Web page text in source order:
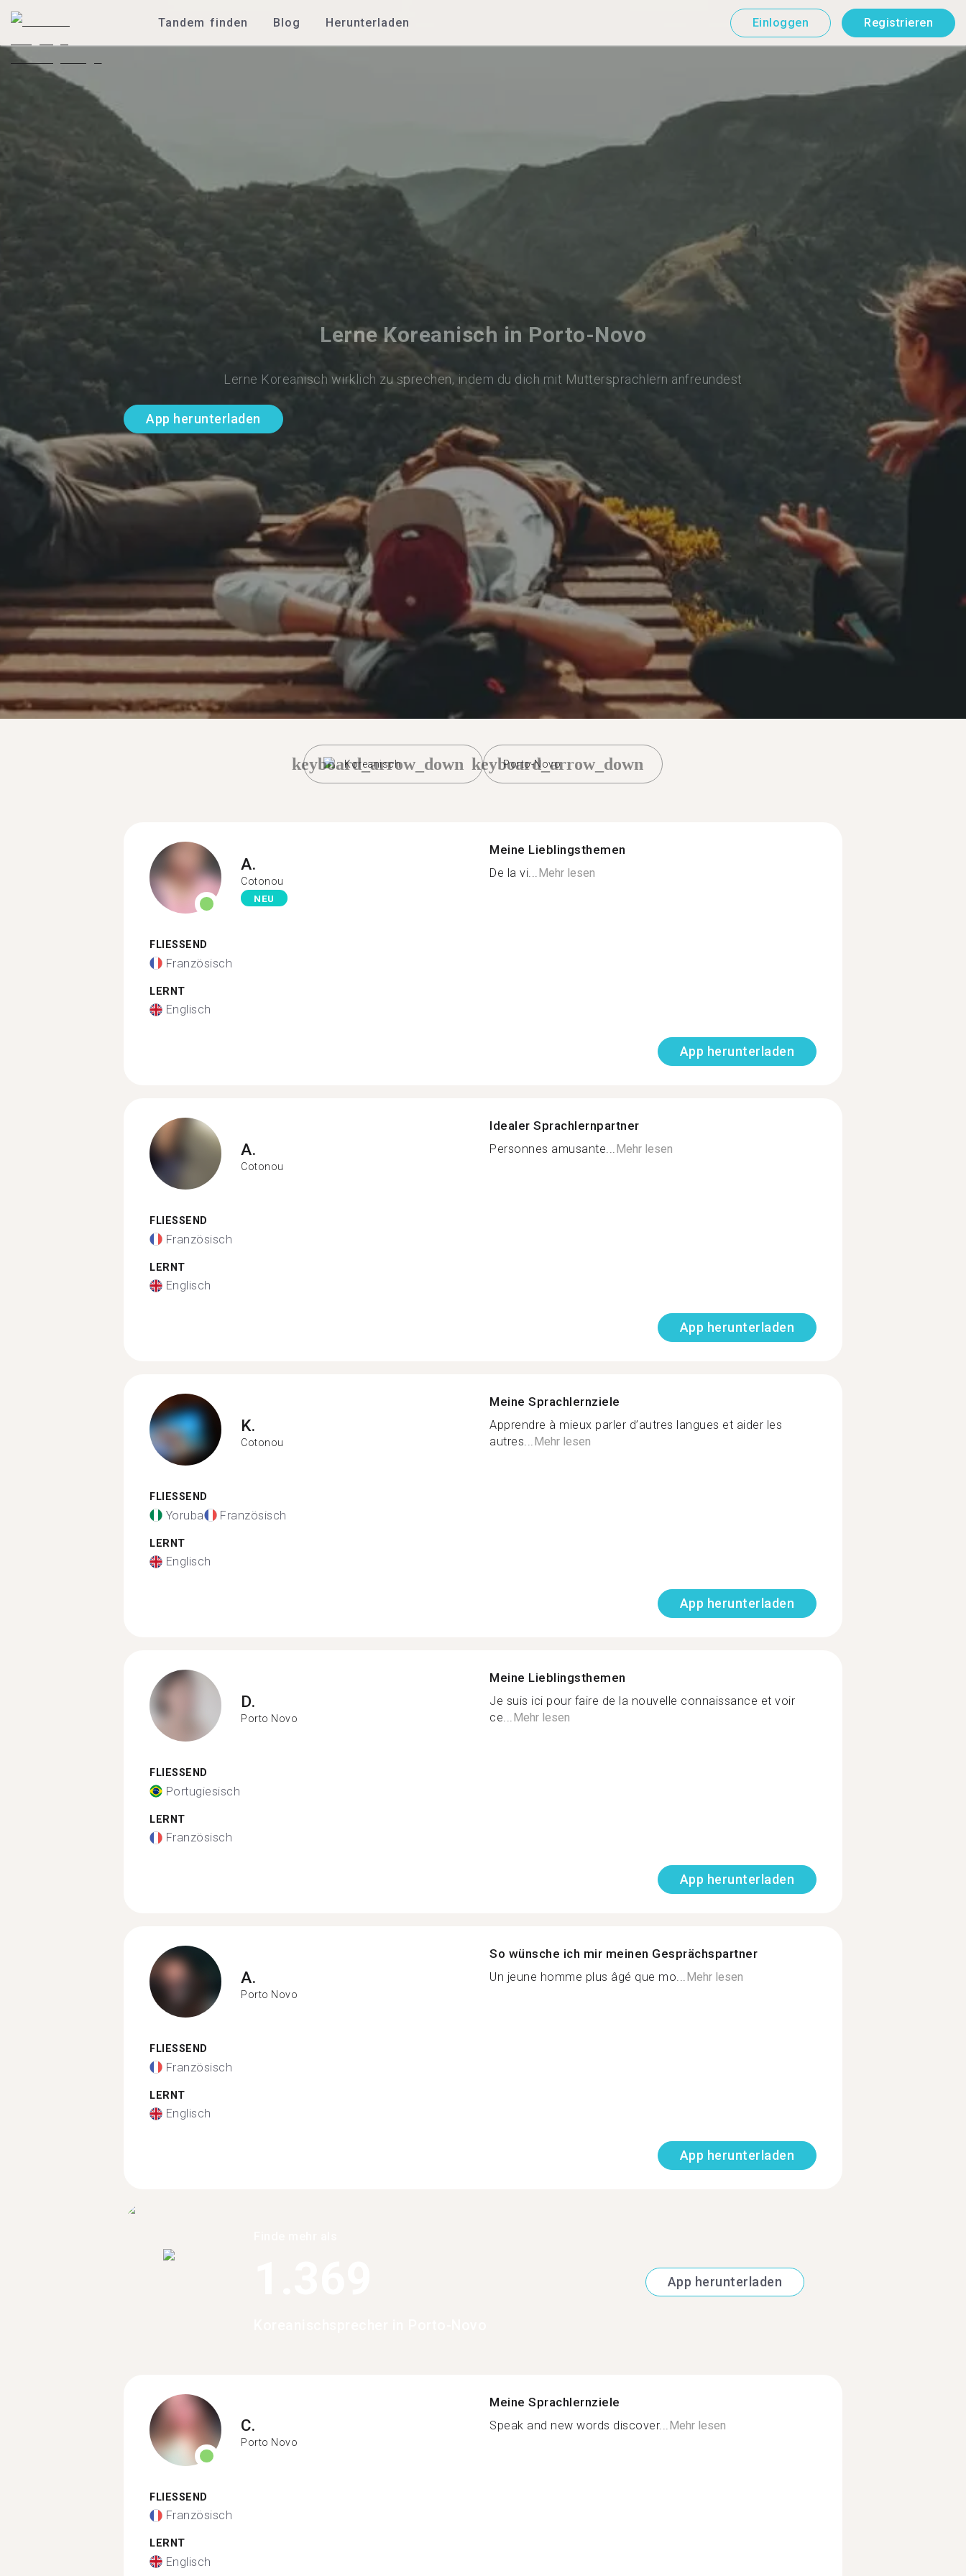
Tandem finden Blog Herunterladen Einloggen Registrieren
Lerne Koreanisch in Porto-Novo
Lerne Koreanisch wirklich zu sprechen, indem du dich mit Muttersprachlern anfreundest
App herunterladen
Koreanisch
keyboard_arrow_down Porto-Novo
keyboard_arrow_down
A.
Cotonou
NEU
FLIESSEND
Französisch
LERNT
Englisch
Meine Lieblingsthemen
De la vi...Mehr lesen
App herunterladen
A.
Cotonou
FLIESSEND
Französisch
LERNT
Englisch
Idealer Sprachlernpartner
Personnes amusante...Mehr lesen
App herunterladen
K.
Cotonou
FLIESSEND
Yoruba Französisch
LERNT
Englisch
Meine Sprachlernziele
Apprendre à mieux parler d’autres langues et aider les
autres...Mehr lesen
App herunterladen
D.
Porto Novo
FLIESSEND
Portugiesisch
LERNT
Französisch
Meine Lieblingsthemen
Je suis ici pour faire de la nouvelle connaissance et voir
ce...Mehr lesen
App herunterladen
A.
Porto Novo
FLIESSEND
Französisch
LERNT
Englisch
So wünsche ich mir meinen Gesprächspartner
Un jeune homme plus âgé que mo...Mehr lesen
App herunterladen
App herunterladen
C.
Porto Novo
FLIESSEND
Französisch
LERNT
Englisch
Meine Sprachlernziele
Speak and new words discover... Mehr lesen